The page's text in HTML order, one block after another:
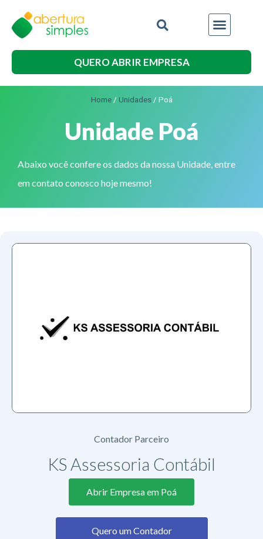
QUERO ABRIR EMPRESA
Home/ Unidades/ Poá
Unidade Poá
Abaixo você confere os dados da nossa Unidade, entre
em contato conosco hoje mesmo!
Contador Parceiro
KS Assessoria Contábil
Abrir Empresa em Poá
Quero um Contador